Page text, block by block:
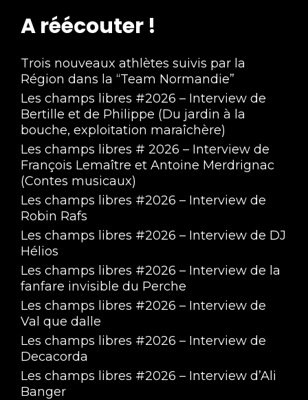
A réécouter !
Trois nouveaux athlètes suivis par la
Région dans la “Team Normandie”
Les champs libres #2026 – Interview de
Bertille et de Philippe (Du jardin à la
bouche, exploitation maraîchère)
Les champs libres # 2026 – Interview de
François Lemaître et Antoine Merdrignac
(Contes musicaux)
Les champs libres #2026 – Interview de
Robin Rafs
Les champs libres #2026 – Interview de DJ
Hélios
Les champs libres #2026 – Interview de la
fanfare invisible du Perche
Les champs libres #2026 – Interview de
Val que dalle
Les champs libres #2026 – Interview de
Decacorda
Les champs libres #2026 – Interview d’Ali
Banger